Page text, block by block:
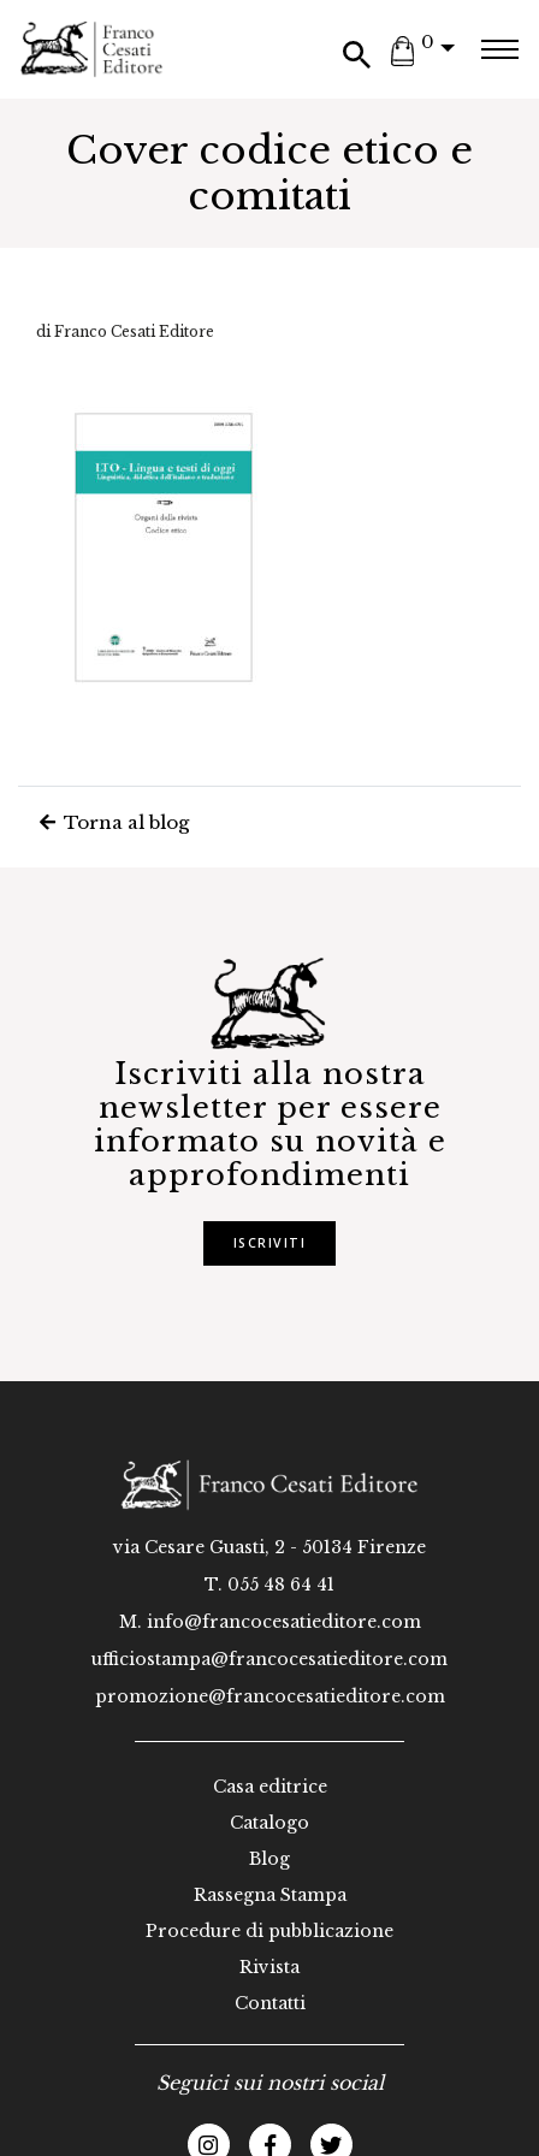
0
Cover codice etico e
comitati
di Franco Cesati Editore
Torna al blog
Iscriviti alla nostra
newsletter per essere
informato su novità e
approfondimenti
ISCRIVITI
via Cesare Guasti, 2 - 50134 Firenze
T. 055 48 64 41
M. info@francocesatieditore.com
ufficiostampa@francocesatieditore.com
promozione@francocesatieditore.com
Casa editrice
Catalogo
Blog
Rassegna Stampa
Procedure di pubblicazione
Rivista
Contatti
Seguici sui nostri social